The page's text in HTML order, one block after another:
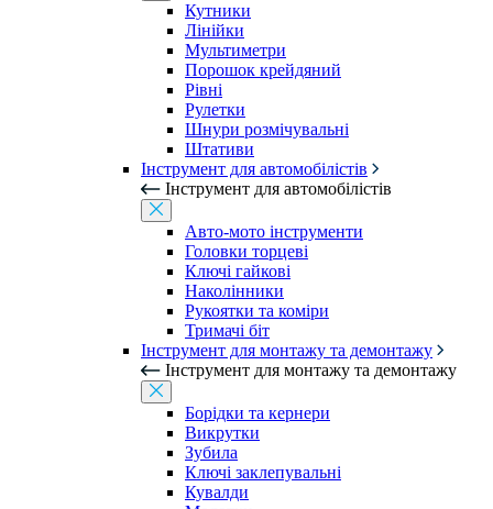
Кутники
Лінійки
Мультиметри
Порошок крейдяний
Рівні
Рулетки
Шнури розмічувальні
Штативи
Інструмент для автомобілістів
Інструмент для автомобілістів
Авто-мото інструменти
Головки торцеві
Ключі гайкові
Наколінники
Рукоятки та коміри
Тримачі біт
Інструмент для монтажу та демонтажу
Інструмент для монтажу та демонтажу
Борідки та кернери
Викрутки
Зубила
Ключі заклепувальні
Кувалди